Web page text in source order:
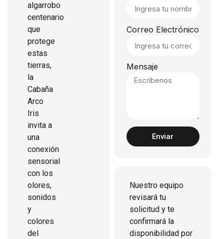
algarrobo
centenario
que
protege
estas
tierras,
la
Cabaña
Arco
Iris
invita a
una
conexión
sensorial
con los
olores,
sonidos
y
colores
del
Correo Electrónico
Mensaje
Enviar
Nuestro equipo
revisará tu
solicitud y te
confirmará la
disponibilidad por